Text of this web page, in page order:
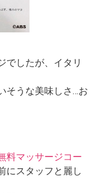
でしたが、イタリ
そうな美味しさ…お
料マッサージコー
にスタッフと麗し